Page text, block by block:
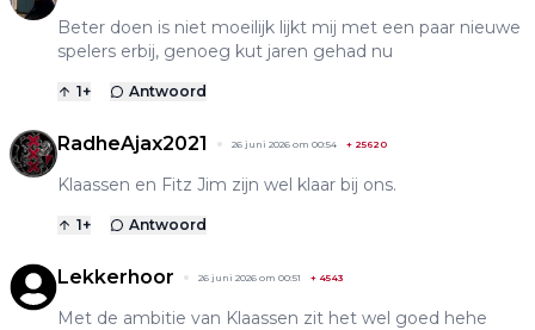
Beter doen is niet moeilijk lijkt mij met een paar nieuwe
spelers erbij, genoeg kut jaren gehad nu
1+ Antwoord
RadheAjax2021 26 juni 2026 om 00:54 + 25620
Klaassen en Fitz Jim zijn wel klaar bij ons.
1+ Antwoord
Lekkerhoor 26 juni 2026 om 00:51 + 4543
Met de ambitie van Klaassen zit het wel goed hehe